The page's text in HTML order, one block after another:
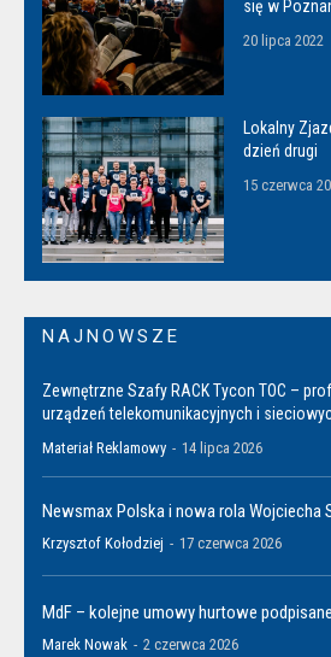
się w
20 lipca 2022
Lokalny
dzień drugi
15 czerwca
NAJNOWSZE
Zewnętrzne Szafy RACK Tycon TOC –
urządzeń telekomunikacyjnych i
Materiał Reklamowy - 14 lipca 2026
Newsmax Polska i nowa rola Wojciecha
Krzysztof Kołodziej - 17 czerwca 2026
MdF – kolejne umowy hurtowe podpisane
Marek Nowak - 2 czerwca 2026